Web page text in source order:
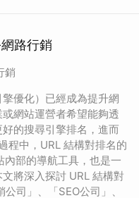
路行銷
銷
優化）已經成為提升網
網站運營者希望能夠透
的搜尋引擎排名，進而
程中，URL 結構對排名的
部的導航工具，也是一
將深入探討 URL 結構對
司」、「SEO公司」、